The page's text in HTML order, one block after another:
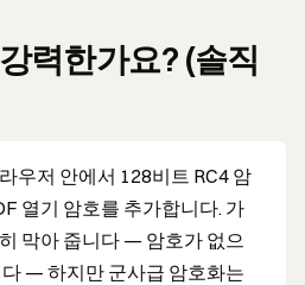
력한가요? (솔직
우저 안에서 128비트 RC4 암
열기 암호를 추가합니다. 가
막아 줍니다 — 암호가 없으
다 — 하지만 군사급 암호화는